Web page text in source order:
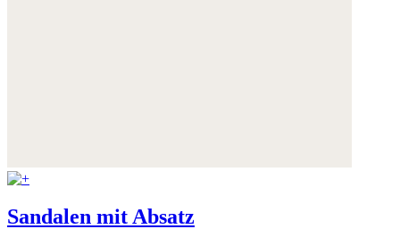
Sandalen mit Absatz